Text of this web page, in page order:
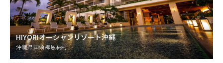
HIYORIオーシャンリゾート沖縄
沖縄県国頭郡恩納村